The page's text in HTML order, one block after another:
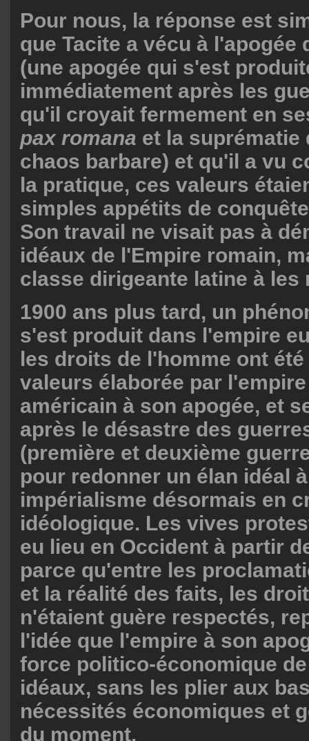
Pour nous, la réponse est
que Tacite a vécu à l'apogée
(une apogée qui s'est
immédiatement après les
qu'il croyait fermement en
pax romana et la suprématie
chaos barbare) et qu'il a vu
la pratique, ces valeurs
simples appétits de
Son travail ne visait pas à
idéaux de l'Empire romain,
classe dirigeante latine à les
1900 ans plus tard, un
s'est produit dans l'empire
les droits de l'homme ont
valeurs élaborée par
américain à son apogée, et
après le désastre des
(première et deuxième
pour redonner un élan idéal
impérialisme désormais en
idéologique. Les vives
eu lieu en Occident à partir
parce qu'entre les
et la réalité des faits, les
n'étaient guère respectés,
l'idée que l'empire à son
force politico-économique
idéaux, sans les plier aux
nécessités économiques et
du moment.